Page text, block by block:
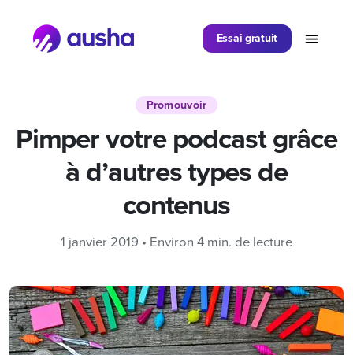
Essai gratuit
Promouvoir
Pimper votre podcast grâce
à d’autres types de
contenus
1 janvier 2019 • Environ 4 min. de lecture